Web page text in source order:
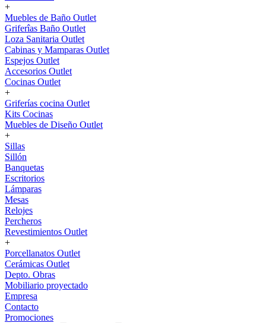
+
Muebles de Baño Outlet
Griferîas Baño Outlet
Loza Sanitaria Outlet
Cabinas y Mamparas Outlet
Espejos Outlet
Accesorios Outlet
Cocinas Outlet
+
Griferías cocina Outlet
Kits Cocinas
Muebles de Diseño Outlet
+
Sillas
Sillón
Banquetas
Escritorios
Lámparas
Mesas
Relojes
Percheros
Revestimientos Outlet
+
Porcellanatos Outlet
Cerámicas Outlet
Depto. Obras
Mobiliario proyectado
Empresa
Contacto
Promociones